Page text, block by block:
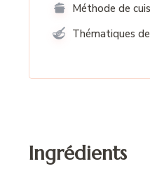
Méthode de
Thématiques
Ingrédients